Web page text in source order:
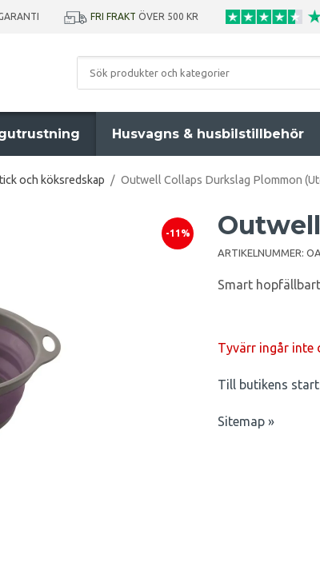
FRI FRAKT ÖVER 500 KR
Husvagns & husbilstillbehör
och köksredskap / Outwell Collaps Durkslag Plommon
-11%
ARTIKELNUMMER:
Smart
Tyvärr ingår
Till butikens
Sitemap »